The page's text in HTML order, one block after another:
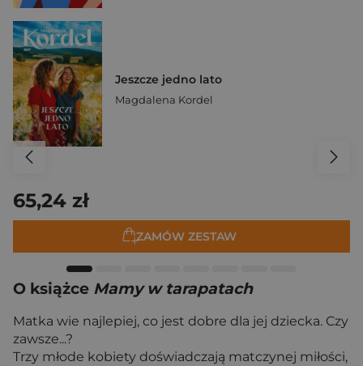
Jeszcze jedno lato
Magdalena Kordel
65,24 zł
ZAMÓW ZESTAW
O książce Mamy w tarapatach
Matka wie najlepiej, co jest dobre dla jej dziecka. Czy
zawsze...?
Trzy młode kobiety doświadczają matczynej miłości,